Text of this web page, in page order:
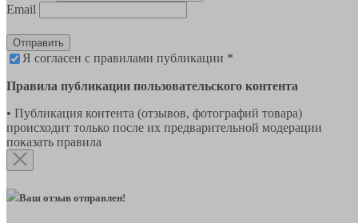
Email
Отправить
Я согласен с правилами публикации *
Правила публикации пользовательского контента
• Публикация контента (отзывов, фотографий товара)
происходит только после их предварительной модерации
показать правила
Ваш отзыв отправлен!